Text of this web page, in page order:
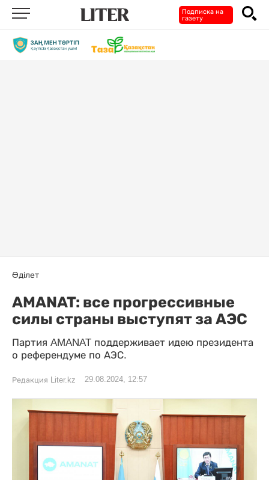
Подписка на
газету
Әділет
AMANAT: все прогрессивные
силы страны выступят за АЭС
Партия AMANAT поддерживает идею президента
о референдуме по АЭС.
Редакция Liter.kz 29.08.2024, 12:57